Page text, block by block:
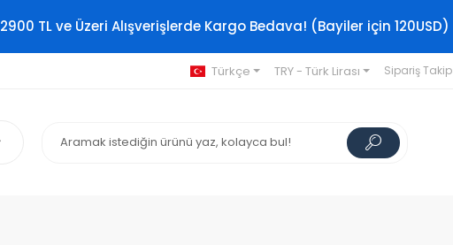
2900 TL ve Üzeri Alışverişlerde Kargo Bedava! (Bayiler için 120USD)
Türkçe TRY - Türk Lirası Sipariş Takip